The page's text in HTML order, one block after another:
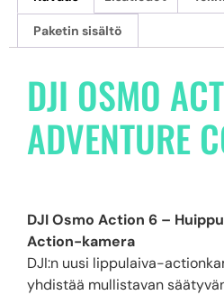
Paketin sisältö
DJI OSMO
ADVENTURE
DJI Osmo Action 6 –
Action-kamera
DJI:n uusi lippulaiva-
yhdistää mullistavan